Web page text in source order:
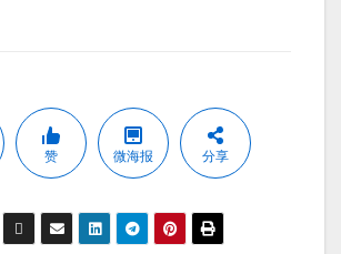
赞 微海报 分享